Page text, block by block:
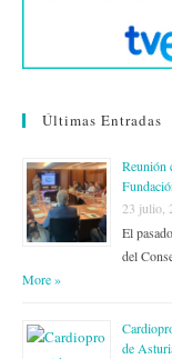
Últimas Entradas
Reunión
23 julio,
El
del
More »
de